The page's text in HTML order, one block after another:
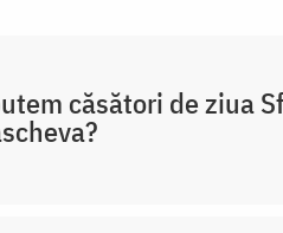
căsători de ziua